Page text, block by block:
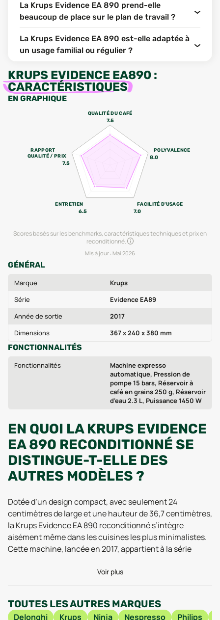
La Krups Evidence EA 890 prend-elle
beaucoup de place sur le plan de travail ?
La Krups Evidence EA 890 est-elle adaptée à
un usage familial ou régulier ?
KRUPS EVIDENCE EA890 :
CARACTÉRISTIQUES
EN GRAPHIQUE
QUALITÉ DU CAFÉ
7.5
POLYVALENCE
8.0
FACILITÉ D'USAGE
7.0
ENTRETIEN
6.5
RAPPORT
QUALITÉ / PRIX
7.5
Scores basés sur les benchmarks, caractéristiques techniques et prix en
reconditionné.
Mis à jour : Mai 2026
GÉNÉRAL
Marque
Krups
Série
Evidence EA89
Année de sortie
2017
Dimensions
367 x 240 x 380 mm
FONCTIONNALITÉS
Fonctionnalités
Machine expresso
automatique, Pression de
pompe 15 bars, Réservoir à
café en grains 250 g, Réservoir
d'eau 2.3 L, Puissance 1450 W
EN QUOI LA KRUPS EVIDENCE
EA 890 RECONDITIONNÉ SE
DISTINGUE-T-ELLE DES
AUTRES MODÈLES ?
Dotée d’un design compact, avec seulement 24
centimètres de large et une hauteur de 36,7 centimètres,
la Krups Evidence EA 890 reconditionné s’intègre
aisément même dans les cuisines les plus minimalistes.
Cette machine, lancée en 2017, appartient à la série
innovation et simplicité d’utilisation. Selon les retours
utilisateurs de 2025, sa prise en main intuitive reste un
permettent de personnaliser son expresso ou
Voir plus
TOUTES LES AUTRES MARQUES
Delonghi Krups Ninja Nespresso Philips